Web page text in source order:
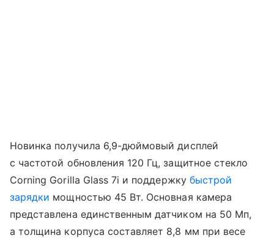
Новинка получила 6,9-дюймовый дисплей
с частотой обновления 120 Гц, защитное стекло
Corning Gorilla Glass 7i и поддержку быстрой
зарядки мощностью 45 Вт. Основная камера
представлена единственным датчиком на 50 Мп,
а толщина корпуса составляет 8,8 мм при весе